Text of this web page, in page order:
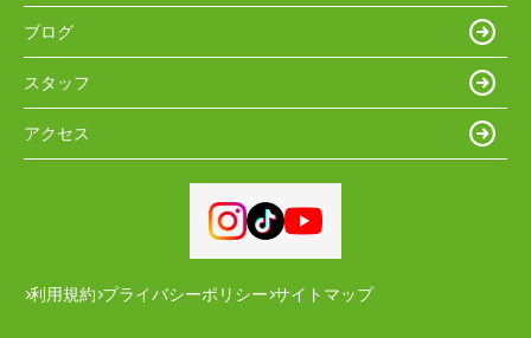
ブログ
スタッフ
アクセス
利用規約 プライバシーポリシー サイトマップ